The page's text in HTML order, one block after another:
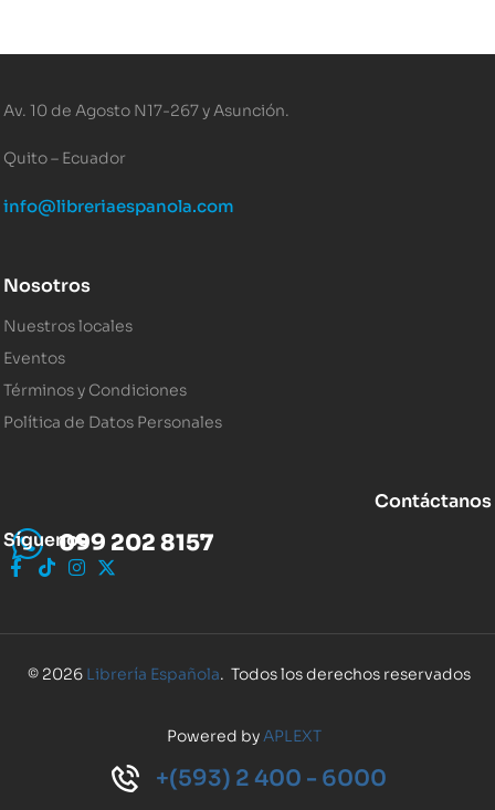
Av. 10 de Agosto N17-267 y Asunción.
Quito – Ecuador
info@libreriaespanola.com
Nosotros
Nuestros locales
Eventos
Términos y Condiciones
Política de Datos Personales
Contáctanos
099 202 8157
Síguenos
© 2026 Librería Española. Todos los derechos reservados
Powered byAPLEXT
+(593) 2 400 - 6000